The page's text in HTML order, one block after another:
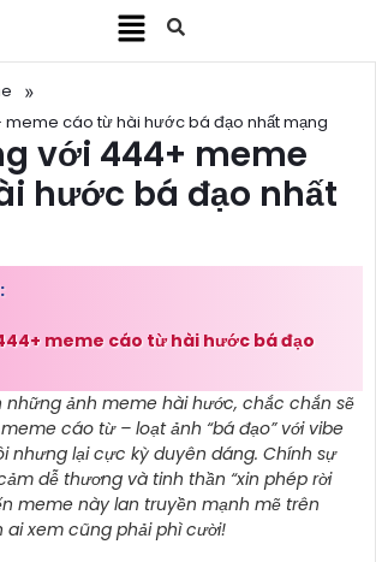
»
cáo từ hài hước bá đạo nhất mạng
với 444+ meme
hước bá đạo nhất
meme cáo từ hài hước bá đạo
những ảnh meme hài hước, chắc chắn sẽ
cáo từ – loạt ảnh “bá đạo” với vibe
nhưng lại cực kỳ duyên dáng. Chính sự
dễ thương và tinh thần “xin phép rời
meme này lan truyền mạnh mẽ trên
ai xem cũng phải phì cười!